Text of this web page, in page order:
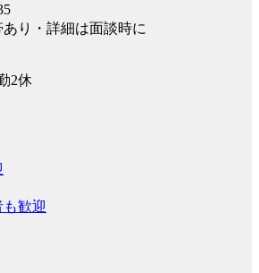
り・詳細は面談時に
2休
歓迎